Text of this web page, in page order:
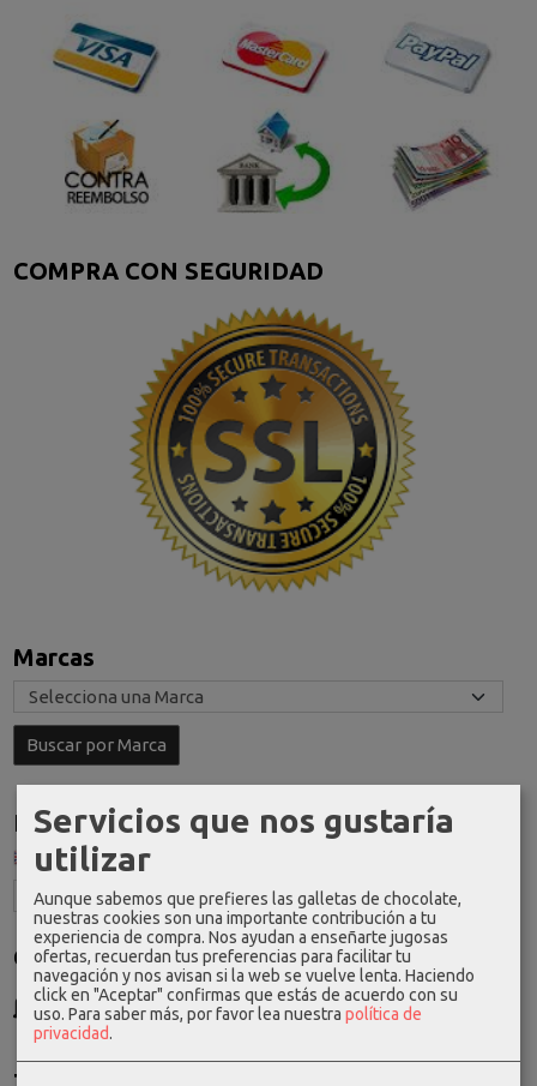
COMPRA CON SEGURIDAD
Marcas
Idioma
Costes de Envío
GRATIS *
Consultar Destinos
Servicios que nos gustaría
utilizar
Aunque sabemos que prefieres las galletas de chocolate,
nuestras cookies son una importante contribución a tu
experiencia de compra. Nos ayudan a enseñarte jugosas
ofertas, recuerdan tus preferencias para facilitar tu
navegación y nos avisan si la web se vuelve lenta. Haciendo
click en "Aceptar" confirmas que estás de acuerdo con su
uso. Para saber más, por favor lea nuestra política de
privacidad.